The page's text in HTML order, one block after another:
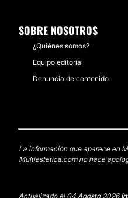
SOBRE NOSOTROS
¿Quiénes somos?
Equipo editorial
Denuncia de contenido
La información que aparece en
Multiestetica.com no hace
Actualizado el 04 Agosto 2026